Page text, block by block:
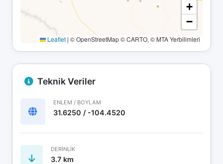
+
−
Leaflet | © OpenStreetMap © CARTO, © MTA Yerbilimleri
Teknik Veriler
ENLEM / BOYLAM
31.6250 / -104.4520
DERINLIK
3.7 km